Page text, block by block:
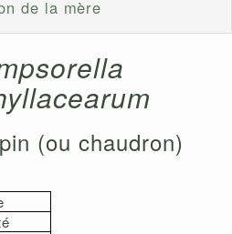
de la mère
(ou chaudron)